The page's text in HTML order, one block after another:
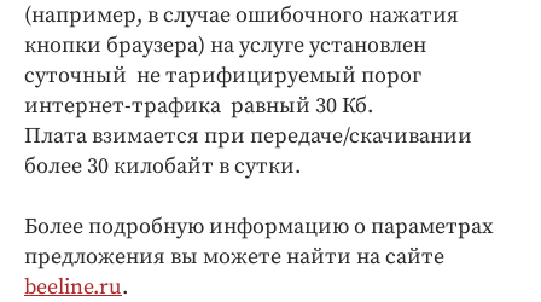
(например, в случае ошибочного нажатия
кнопки браузера) на услуге установлен
суточный не тарифицируемый порог
интернет-трафика равный 30 Кб.
Плата взимается при передаче/скачивании
более 30 килобайт в сутки.
Более подробную информацию о параметрах
предложения вы можете найти на сайте
beeline.ru.